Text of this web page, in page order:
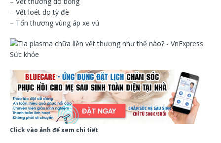
– Vết loét do tỳ đè
– Tổn thương vùng áp xe vú
Click vào ảnh để xem chi tiết